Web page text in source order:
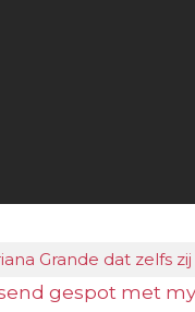
Grande dat zelfs
gespot met